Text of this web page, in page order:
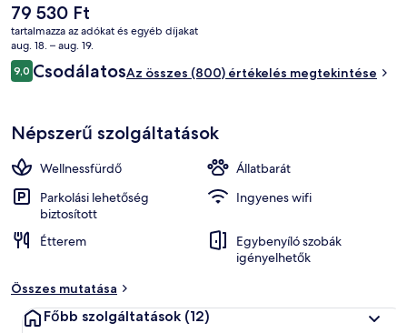
Schadowstraße villamosmegálló pedig 5 perc séta.
A
jelenlegi
ár
79 530 Ft
79 530 Ft
tartalmazza az adókat és egyéb díjakat
aug. 18. – aug. 19.
Értékelések
9,09,0 ennyiből: 10
CsodálatosAz összes (800) értékelés megtekintése
Népszerű szolgáltatások
Wellnessfürdő
Állatbarát
Parkolási lehetőség
biztosított
Ingyenes wifi
Étterem
Egybenyíló szobák
igényelhetők
Összes mutatása
Főbb szolgáltatások (12)